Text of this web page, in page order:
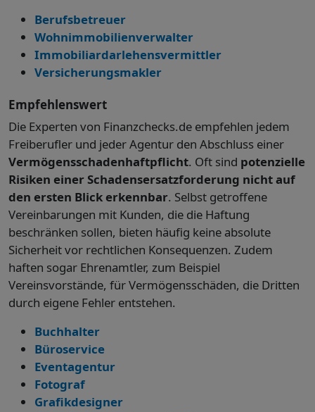
Berufsbetreuer
Wohnimmobilienverwalter
Immobiliar­darlehensvermittler
Versicherungsmakler
Empfehlenswert
Die Experten von Finanzchecks.de empfehlen jedem
Freiberufler und jeder Agentur den Abschluss einer
Vermögensschadenhaftpflicht. Oft sind potenzielle
Risiken einer Schadensersatzforderung nicht auf
den ersten Blick erkennbar. Selbst getroffene
Vereinbarungen mit Kunden, die die Haftung
beschränken sollen, bieten häufig keine absolute
Sicherheit vor rechtlichen Konsequenzen. Zudem
haften sogar Ehrenamtler, zum Beispiel
Vereinsvorstände, für Vermögensschäden, die Dritten
durch eigene Fehler entstehen.
Buchhalter
Büroservice
Eventagentur
Fotograf
Grafikdesigner